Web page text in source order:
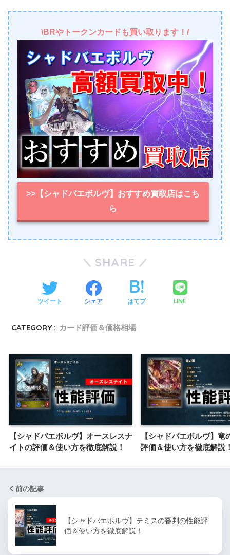
\BRやトークンカードも買い取ります！/
>>【シャドバエボルヴ】おすすめ買取店はこち
ら
SHARE
ツイート シェア はてブ LINE
CATEGORY : カード評価＆価格相場
【シャドバエボルヴ】オースレスナ
イトの評価＆使い方を徹底解説！
【シャドバエボルヴ】竜
評価＆使い方を徹底解説
前の記事
【シャドバエボルヴ】テミスの審判の性能評
価＆使い方を徹底解説！